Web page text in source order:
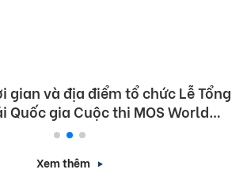
gian và địa điểm tổ chức Lễ Tổng
Quốc gia Cuộc thi MOS World
Xem thêm